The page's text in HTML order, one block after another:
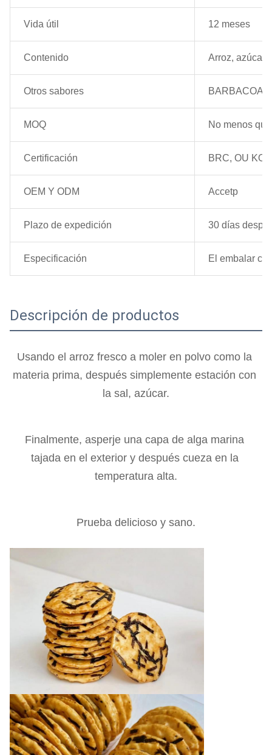
Vida útil 12 meses
Contenido Arroz, azúcar,
Otros sabores BARBACOA,
MOQ No menos
Certificación BRC, OU
OEM Y ODM Accetp
Plazo de expedición 30 días
Especificación El embalar
Descripción de productos
Usando el arroz fresco a moler en polvo como la
materia prima, después simplemente estación con
la sal, azúcar.
Finalmente, asperje una capa de alga marina
tajada en el exterior y después cueza en la
temperatura alta.
Prueba delicioso y sano.